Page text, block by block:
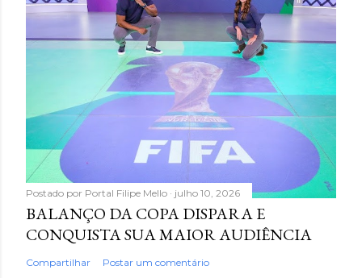
Postado por Portal Filipe Mello julho 10, 2026
BALANÇO DA COPA DISPARA E
CONQUISTA SUA MAIOR AUDIÊNCIA
Compartilhar Postar um comentário